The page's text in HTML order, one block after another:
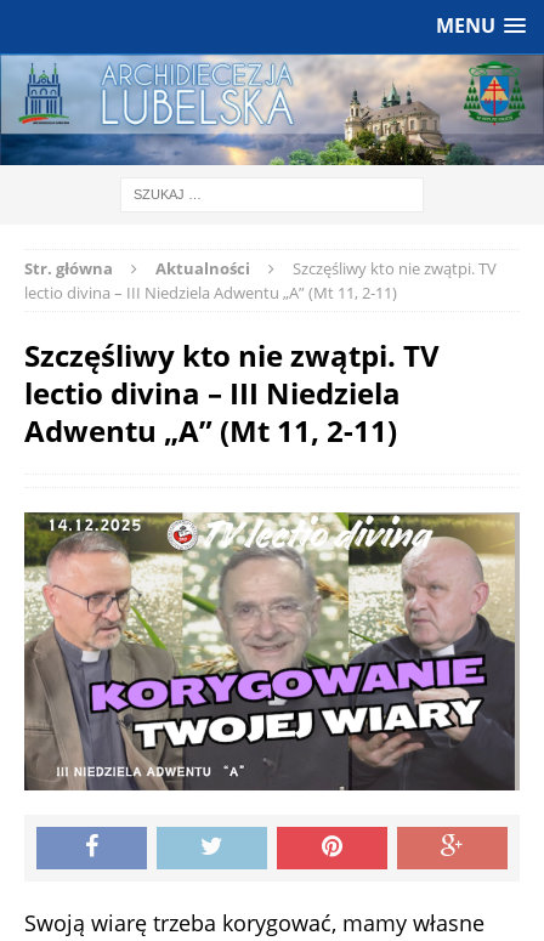
MENU
Str. główna Aktualności
Szczęśliwy kto nie zwątpi. TV
lectio divina – III Niedziela Adwentu „A” (Mt 11, 2-11)
Szczęśliwy kto nie zwątpi. TV
lectio divina – III Niedziela
Adwentu „A” (Mt 11, 2-11)
Swoją wiarę trzeba korygować, mamy własne